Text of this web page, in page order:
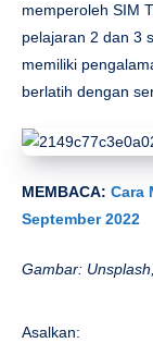
memperoleh SIM
pelajaran 2 dan 3
memiliki
berlatih dengan
MEMBACA: Cara
September 2022
Gambar:
Asalkan: